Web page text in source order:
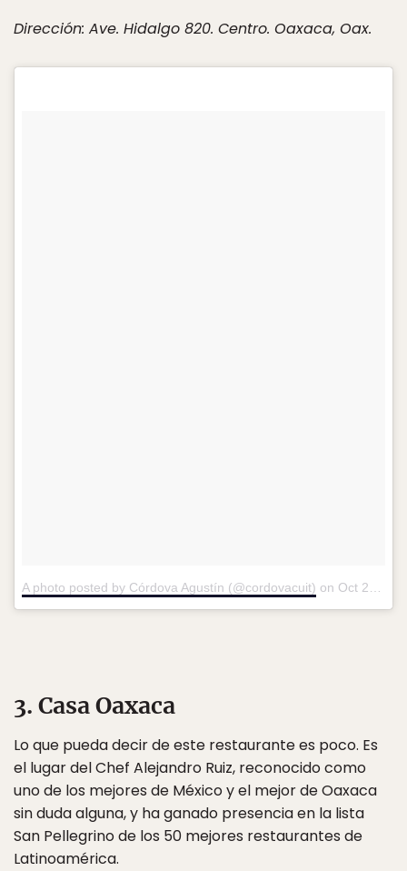
Dirección: Ave. Hidalgo 820. Centro. Oaxaca, Oax.
A photo posted by Córdova Agustín (@cordovacuit) on Oct 20, 2016 at 11:46am PDT
3. Casa Oaxaca
Lo que pueda decir de este restaurante es poco. Es
el lugar del Chef Alejandro Ruiz, reconocido como
uno de los mejores de México y el mejor de Oaxaca
sin duda alguna, y ha ganado presencia en la lista
San Pellegrino de los 50 mejores restaurantes de
Latinoamérica.